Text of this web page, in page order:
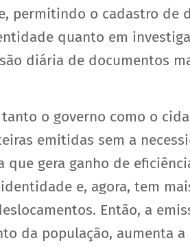
permitindo o cadastro de
quanto em
diária de documentos
o governo como o
emitidas sem a
que gera ganho de
e, agora, tem
Então, a
da população, aumenta a